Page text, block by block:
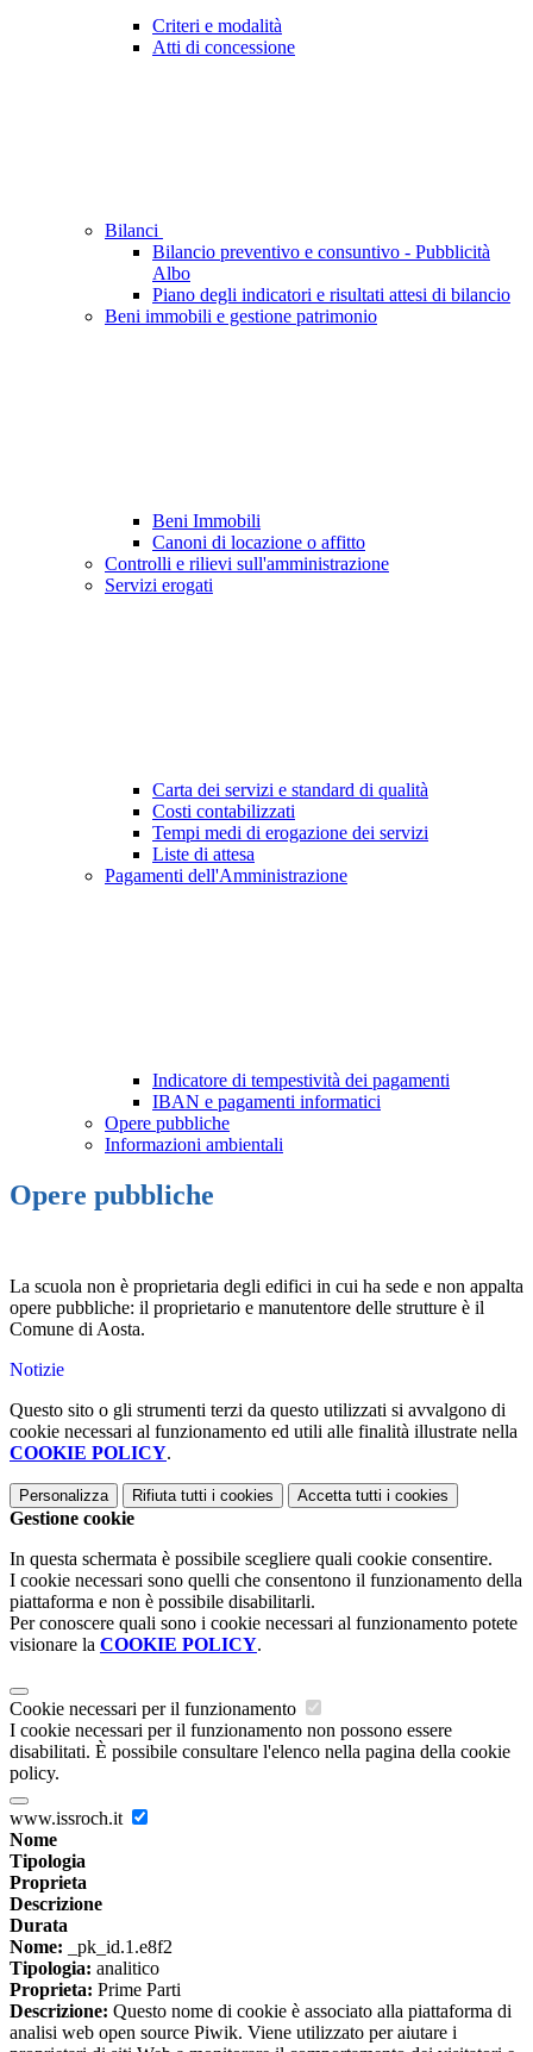
Criteri e modalità
Atti di concessione
Bilanci
Bilancio preventivo e consuntivo - Pubblicità
Albo
Piano degli indicatori e risultati attesi di bilancio
Beni immobili e gestione patrimonio
Beni Immobili
Canoni di locazione o affitto
Controlli e rilievi sull'amministrazione
Servizi erogati
Carta dei servizi e standard di qualità
Costi contabilizzati
Tempi medi di erogazione dei servizi
Liste di attesa
Pagamenti dell'Amministrazione
Indicatore di tempestività dei pagamenti
IBAN e pagamenti informatici
Opere pubbliche
Informazioni ambientali
Opere pubbliche
La scuola non è proprietaria degli edifici in cui ha sede e non appalta
opere pubbliche: il proprietario e manutentore delle strutture è il
Comune di Aosta.
Notizie
Questo sito o gli strumenti terzi da questo utilizzati si avvalgono di
cookie necessari al funzionamento ed utili alle finalità illustrate nella
COOKIE POLICY.
Personalizza Rifiuta tutti i cookies Accetta tutti i cookies
Gestione cookie
In questa schermata è possibile scegliere quali cookie consentire.
I cookie necessari sono quelli che consentono il funzionamento della
piattaforma e non è possibile disabilitarli.
Per conoscere quali sono i cookie necessari al funzionamento potete
visionare la COOKIE POLICY.
Cookie necessari per il funzionamento
I cookie necessari per il funzionamento non possono essere
disabilitati. È possibile consultare l'elenco nella pagina della cookie
policy.
www.issroch.it
Nome
Tipologia
Proprieta
Descrizione
Durata
Nome: _pk_id.1.e8f2
Tipologia: analitico
Proprieta: Prime Parti
Descrizione: Questo nome di cookie è associato alla piattaforma di
analisi web open source Piwik. Viene utilizzato per aiutare i